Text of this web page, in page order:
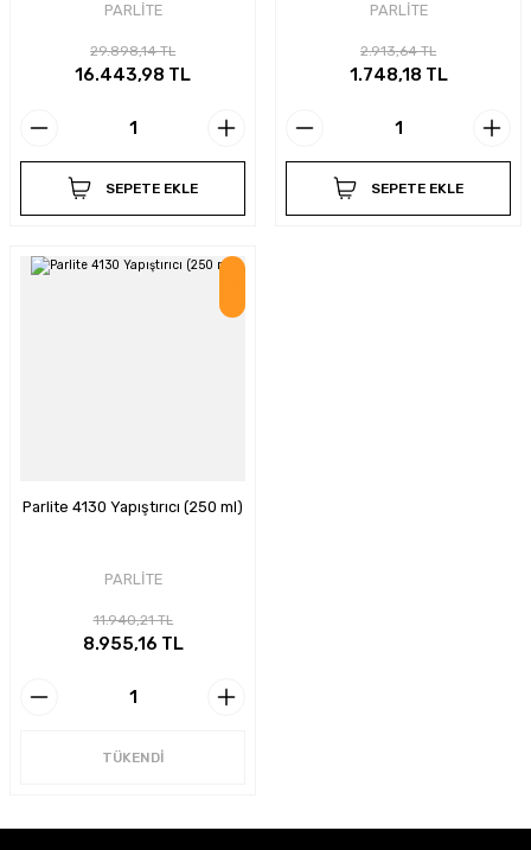
PARLİTE
29.898,14 TL
16.443,98 TL
SEPETE EKLE
PARLİTE
2.913,64 TL
1.748,18 TL
SEPETE EKLE
Parlite 4130 Yapıştırıcı (250 ml)
PARLİTE
11.940,21 TL
8.955,16 TL
TÜKENDİ